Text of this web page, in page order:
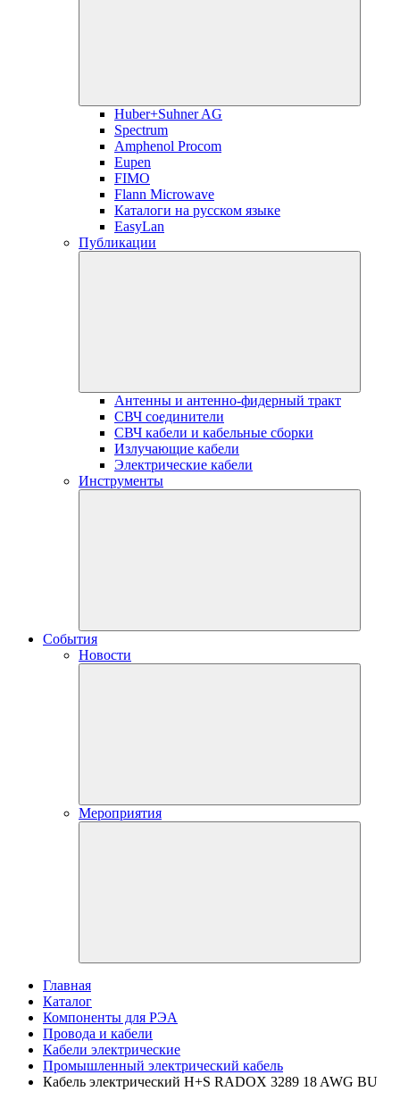
Huber+Suhner AG
Spectrum
Amphenol Procom
Eupen
FIMO
Flann Microwave
Каталоги на русском языке
EasyLan
Публикации
Антенны и антенно-фидерный тракт
СВЧ соединители
СВЧ кабели и кабельные сборки
Излучающие кабели
Электрические кабели
Инструменты
События
Новости
Мероприятия
Главная
Каталог
Компоненты для РЭА
Провода и кабели
Кабели электрические
Промышленный электрический кабель
Кабель электрический H+S RADOX 3289 18 AWG BU